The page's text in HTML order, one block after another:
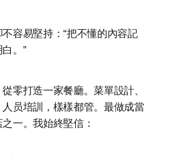
容易堅持：“把不懂的內容記
。”
零打造一家餐廳。菜單設計、
员培訓，樣樣都管。最做成當
一。我始終堅信：